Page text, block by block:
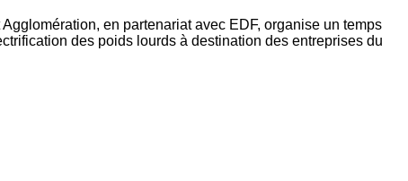
en partenariat avec EDF, organise un temps
des poids lourds à destination des entreprises du